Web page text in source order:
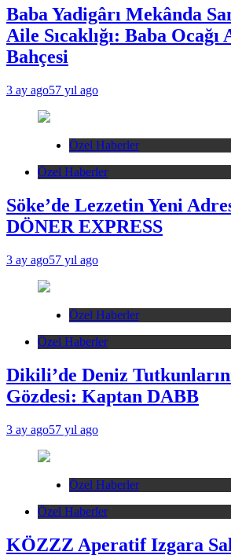
Baba Yadigârı Mekânda
Aile Sıcaklığı: Baba
Bahçesi
3 ay ago57 yıl ago
Özel Haberler
Özel Haberler
Söke’de Lezzetin Yeni
DÖNER EXPRESS
3 ay ago57 yıl ago
Özel Haberler
Özel Haberler
Dikili’de Deniz
Gözdesi: Kaptan DABB
3 ay ago57 yıl ago
Özel Haberler
Özel Haberler
KÖZZZ Aperatif Izgara